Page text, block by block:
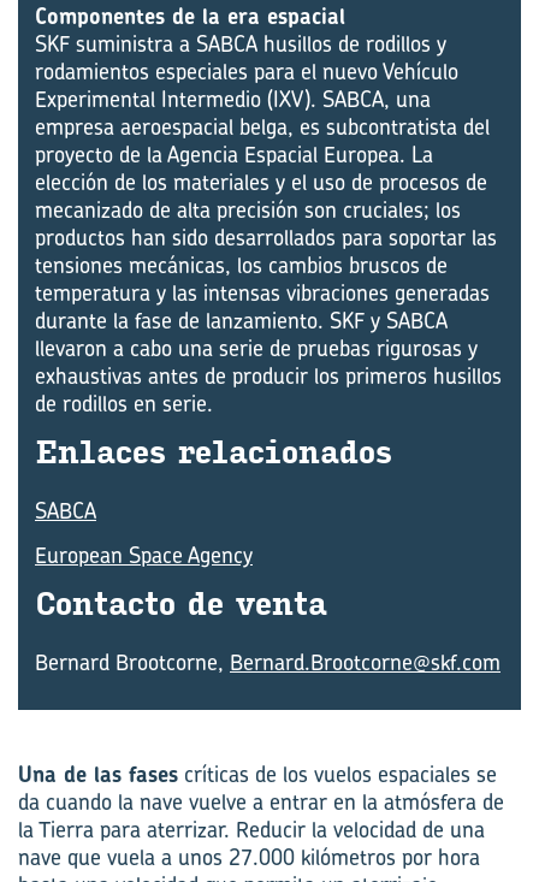
Componentes de la era espacial
SKF suministra a SABCA husillos de rodillos y
rodamientos especiales para el nuevo Vehículo
Experimental Intermedio (IXV). SABCA, una
empresa aeroespacial belga, es subcontratista del
proyecto de la Agencia Espacial Europea. La
elección de los materiales y el uso de procesos de
mecanizado de alta precisión son cruciales; los
productos han sido desarrollados para soportar las
tensiones mecánicas, los cambios bruscos de
temperatura y las intensas vibraciones generadas
durante la fase de lanzamiento. SKF y SABCA
llevaron a cabo una serie de pruebas rigurosas y
exhaustivas antes de producir los primeros husillos
de rodillos en serie.
En­la­ces re­la­cio­na­dos
SABCA
European Space Agency
Con­tac­to de venta
Bernard Brootcorne, Bernard.Brootcorne@skf.com
Una de las fases críticas de los vuelos espaciales se
da cuando la nave vuelve a entrar en la atmósfera de
la Tierra para aterrizar. Reducir la velocidad de una
nave que vuela a unos 27.000 kilómetros por hora